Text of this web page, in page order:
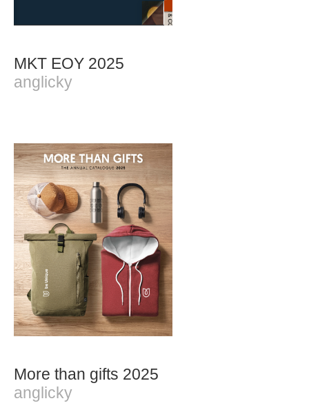
MKT EOY 2025
anglicky
More than gifts 2025
anglicky